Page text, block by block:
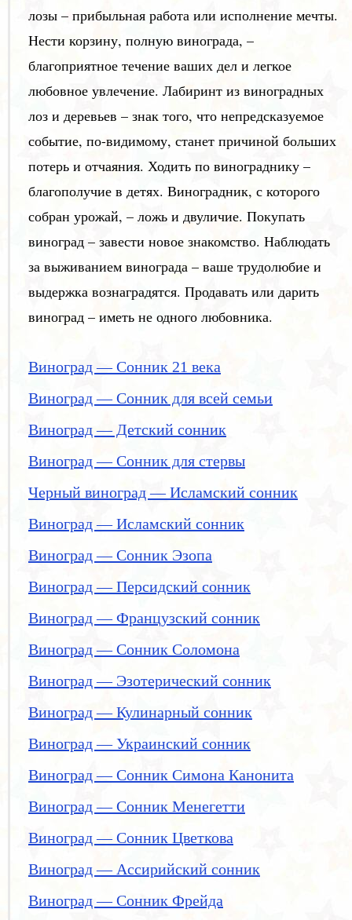
лозы – прибыльная работа или исполнение мечты.
Нести корзину, полную винограда, –
благоприятное течение ваших дел и легкое
любовное увлечение. Лабиринт из виноградных
лоз и деревьев – знак того, что непредсказуемое
событие, по-видимому, станет причиной больших
потерь и отчаяния. Ходить по винограднику –
благополучие в детях. Виноградник, с которого
собран урожай, – ложь и двуличие. Покупать
виноград – завести новое знакомство. Наблюдать
за выживанием винограда – ваше трудолюбие и
выдержка вознаградятся. Продавать или дарить
виноград – иметь не одного любовника.
Виноград — Сонник 21 века
Виноград — Сонник для всей семьи
Виноград — Детский сонник
Виноград — Сонник для стервы
Черный виноград — Исламский сонник
Виноград — Исламский сонник
Виноград — Сонник Эзопа
Виноград — Персидский сонник
Виноград — Французский сонник
Виноград — Сонник Соломона
Виноград — Эзотерический сонник
Виноград — Кулинарный сонник
Виноград — Украинский сонник
Виноград — Сонник Симона Канонита
Виноград — Сонник Менегетти
Виноград — Сонник Цветкова
Виноград — Ассирийский сонник
Виноград — Сонник Фрейда